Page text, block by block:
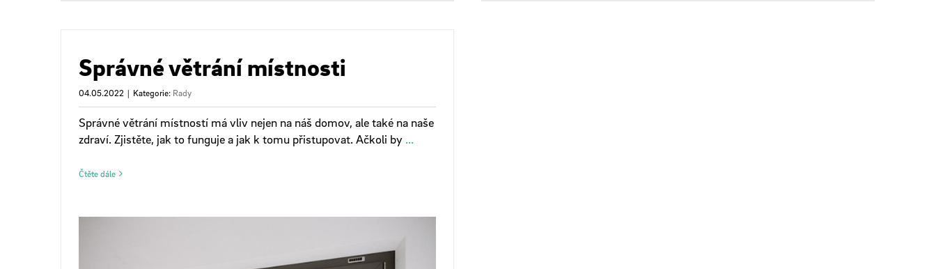
Správné větrání místnosti
04.05.2022 | Kategorie: Rady
Správné větrání místností má vliv nejen na náš domov, ale také na naše
zdraví. Zjistěte, jak to funguje a jak k tomu přistupovat. Ačkoli by ...
Čtěte dále